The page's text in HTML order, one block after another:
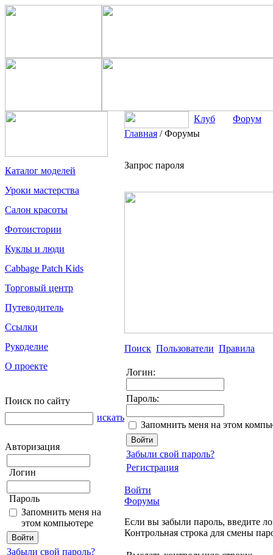
Каталог моделей
Уроки мастерства
Салон красоты
Фотоистории
Куклы и люди
Cabbage Patch Kids
Торговый центр
Путеводитель
Ссылки
Рукоделие
О проекте
Поиск по сайту
искать
Авторизация
Логин
Пароль
Запомнить меня на
этом компьютере
Забыли свой пароль?
Клуб
Форум
Главная /Форумы
Запрос пароля
Поиск Пользователи Правила
Логин:
Пароль:
Запомнить меня на этом
Забыли свой пароль?
Регистрация
Войти
Форумы
Если вы забыли пароль, введите
Контрольная строка для смены